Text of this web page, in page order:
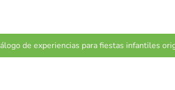
de experiencias para fiestas infantiles